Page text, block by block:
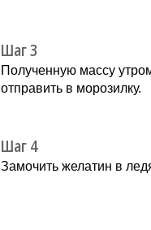
Шаг 3
Полученную массу
отправить в морозилку.
Шаг 4
Замочить желатин в